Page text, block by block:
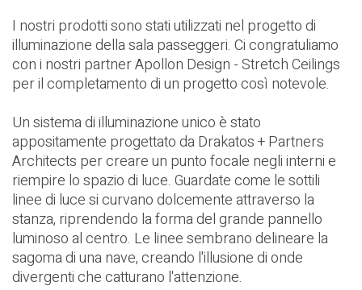
I nostri prodotti sono stati utilizzati nel progetto di
illuminazione della sala passeggeri. Ci congratuliamo
con i nostri partnerApollon Design - Stretch Ceilings
per il completamento di un progetto così notevole.
Un sistema di illuminazione unico è stato
appositamente progettato daDrakatos + Partners
Architects per creare un punto focale negli interni e
riempire lo spazio di luce. Guardate come le sottili
linee di luce si curvano dolcemente attraverso la
stanza, riprendendo la forma del grande pannello
luminoso al centro. Le linee sembrano delineare la
sagoma di una nave, creando l'illusione di onde
divergenti che catturano l'attenzione.